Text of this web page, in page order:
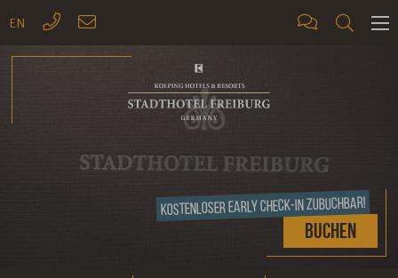
EN
Buchen
Kostenloser Early Check-In zubuchbar!